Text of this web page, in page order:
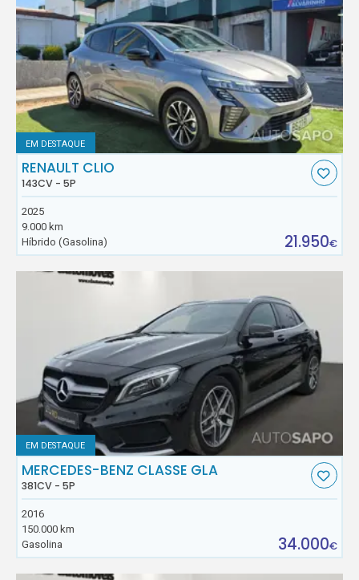
EM DESTAQUE
RENAULT CLIO
143CV - 5P
2025
9.000 km
Híbrido (Gasolina)
21.950€
EM DESTAQUE
MERCEDES-BENZ CLASSE GLA
381CV - 5P
2016
150.000 km
Gasolina
34.000€